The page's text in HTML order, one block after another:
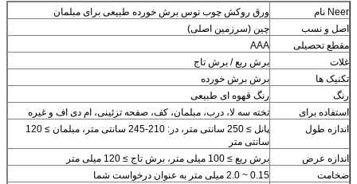
Neer نام
ورق روکش چوب توس برش خورده طبیعی برای مبلمان
اصل و نسب
چین (سرزمین اصلی)
مقطع تحصیلی
AAA
غلات
برش ربع / برش تاج
تکنیک ها
برش برش خورده
رنگ
رنگ قهوه ای طبیعی
استفاده برای
تخته سه لا، درب، مبلمان، کف، صفحه تزئینی، ام دی اف و غیره
اندازه طول
پانل ≥ 250 سانتی متر، در: 210-245 سانتی متر، مبلمان ≥ 120
سانتی متر
اندازه عرض
برش ربع ≥ 100 میلی متر، برش تاج ≥ 120 میلی متر
ضخامت
0.15 ~ 2.0 میلی متر به عنوان درخواست شما